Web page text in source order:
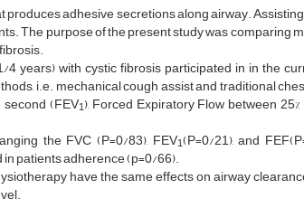
produces adhesive secretions along airway.
The purpose of the present study was comparing
years) with cystic fibrosis participated in in the
i.e. mechanical cough assist and traditional
(FEV1), Forced Expiratory Flow between
the FVC (P=0/83), FEV1(P=0/21), and
patients adherence (p=0/66).
have the same effects on airway